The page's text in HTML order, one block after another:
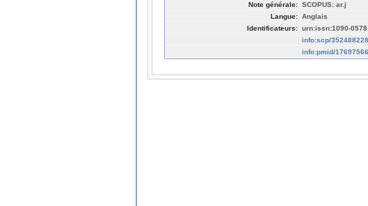
Note générale: SCOPUS: ar.j
Langue: Anglais
Identificateurs: urn:issn:1090-0578
info:scp/
info:pmid/17697566